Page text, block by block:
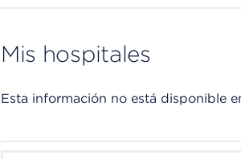
Mis hospitales
Esta información no está disponible